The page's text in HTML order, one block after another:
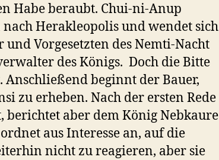
Habe beraubt. Chui-ni-Anup
Herakleopolis und wendet sich
und Vorgesetzten des Nemti-Nacht
des Königs. Doch die Bitte
beginnt der Bauer,
zu erheben. Nach der ersten Rede
berichtet aber dem König Nebkaure
aus Interesse an, auf die
nicht zu reagieren, aber sie